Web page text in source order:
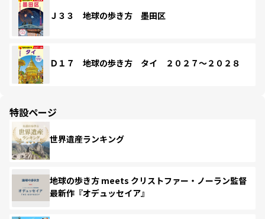
Ｊ３３ 地球の歩き方 墨田区
Ｄ１７ 地球の歩き方 タイ ２０２７～２０２８
特設ページ
世界遺産ランキング
地球の歩き方 meets クリストファー・ノーラン監督
最新作『オデュッセイア』